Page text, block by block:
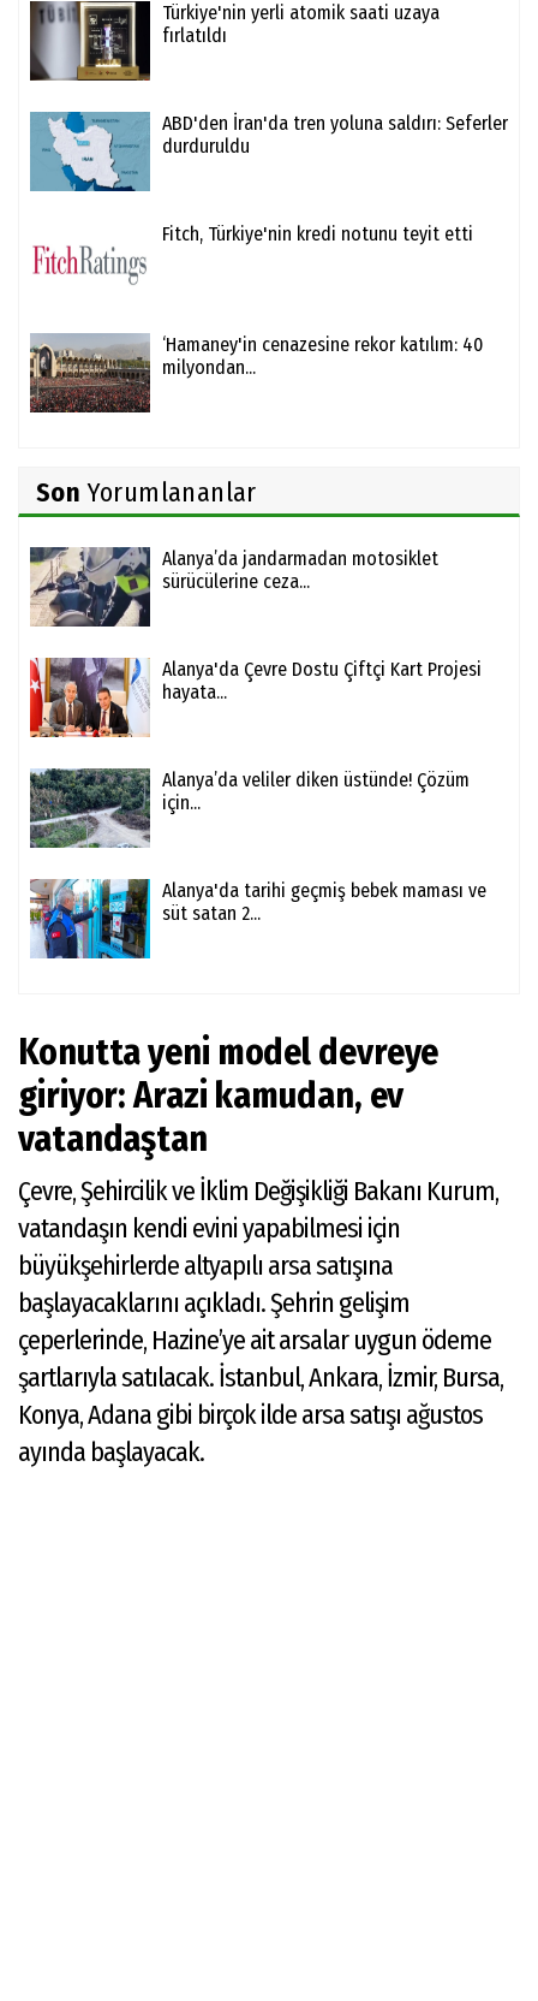
Türkiye'nin yerli atomik saati uzaya
fırlatıldı
ABD'den İran'da tren yoluna saldırı: Seferler
durduruldu
Fitch, Türkiye'nin kredi notunu teyit etti
‘Hamaney'in cenazesine rekor katılım: 40
milyondan...
Son Yorumlananlar
Alanya’da jandarmadan motosiklet
sürücülerine ceza...
Alanya'da Çevre Dostu Çiftçi Kart Projesi
hayata...
Alanya’da veliler diken üstünde! Çözüm
için...
Alanya'da tarihi geçmiş bebek maması ve
süt satan 2...
Konutta yeni model devreye
giriyor: Arazi kamudan, ev
vatandaştan
Çevre, Şehircilik ve İklim Değişikliği Bakanı Kurum,
vatandaşın kendi evini yapabilmesi için
büyükşehirlerde altyapılı arsa satışına
başlayacaklarını açıkladı. Şehrin gelişim
çeperlerinde, Hazine’ye ait arsalar uygun ödeme
şartlarıyla satılacak. İstanbul, Ankara, İzmir, Bursa,
Konya, Adana gibi birçok ilde arsa satışı ağustos
ayında başlayacak.